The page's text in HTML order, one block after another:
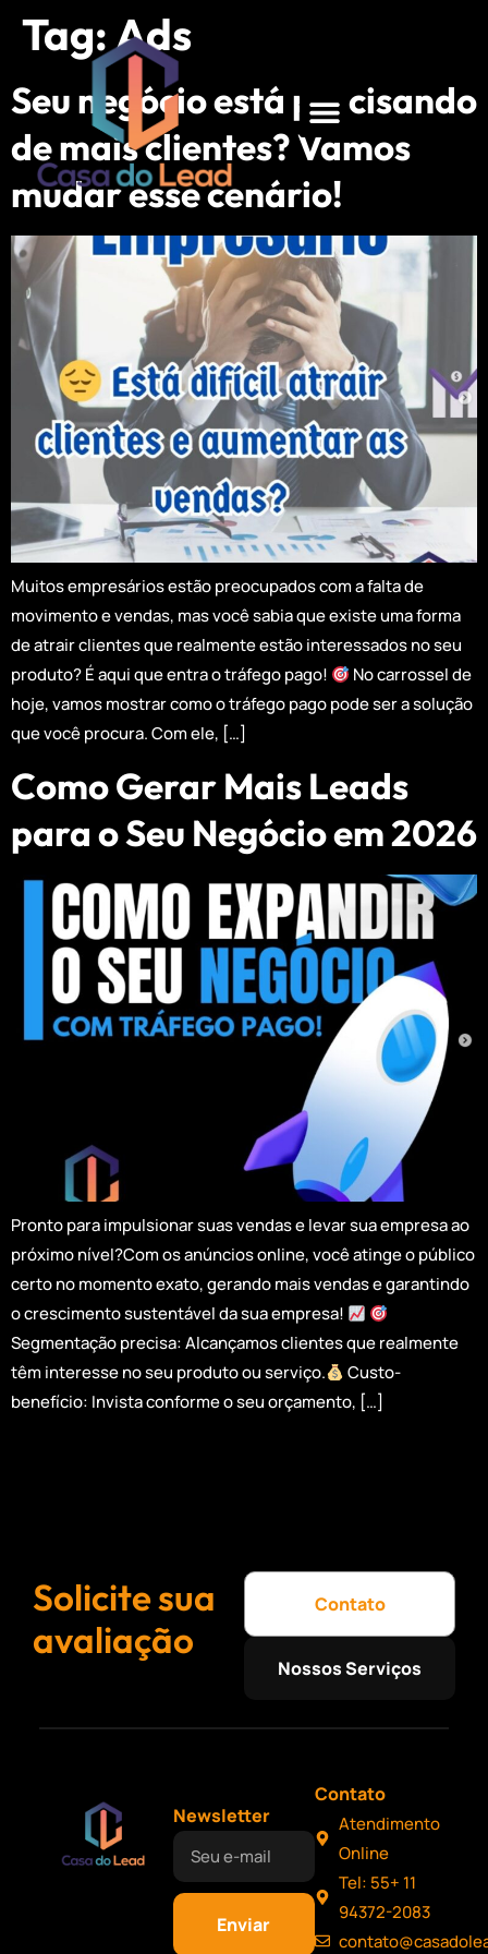
Tag:Ads
Seu negócio está precisando
de mais clientes? Vamos
mudar esse cenário!
Muitos empresários estão preocupados com a falta de
movimento e vendas, mas você sabia que existe uma forma
de atrair clientes que realmente estão interessados no seu
produto? É aqui que entra o tráfego pago!
No carrossel de
hoje, vamos mostrar como o tráfego pago pode ser a solução
que você procura. Com ele, […]
Como Gerar Mais Leads
para o Seu Negócio em 2026
Pronto para impulsionar suas vendas e levar sua empresa ao
próximo nível?Com os anúncios online, você atinge o público
certo no momento exato, gerando mais vendas e garantindo
o crescimento sustentável da sua empresa!
Segmentação precisa: Alcançamos clientes que realmente
têm interesse no seu produto ou serviço.
Custo-
benefício: Invista conforme o seu orçamento, […]
Solicite sua
avaliação
Contato
Nossos Serviços
Newsletter
Enviar
Contato
Atendimento
Online
Tel: 55+ 11
94372-2083